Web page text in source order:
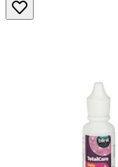
Sternen.
14